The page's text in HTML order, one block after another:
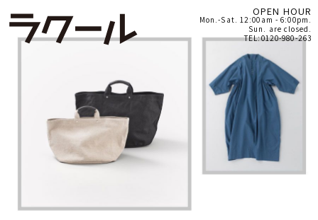
OPEN HOUR
Mon.-Sat. 12:00am - 6:00pm.
Sun. are closed.
TEL:0120-980-263